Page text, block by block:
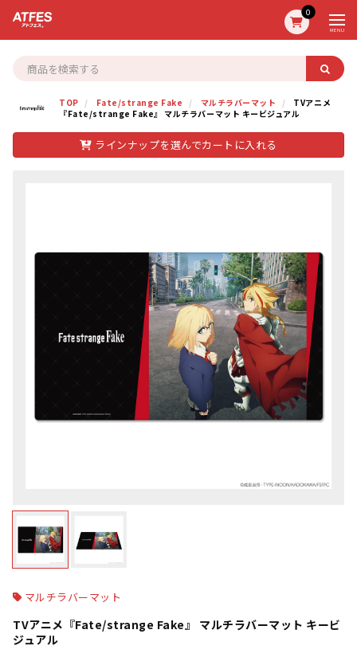
0
MENU
TOP Fate/strange Fake マルチラバーマット
TVアニメ
『Fate/strange Fake』 マルチラバーマット キービジュアル
ラインナップを選んでカートに入れる
マルチラバーマット
TVアニメ『Fate/strange Fake』 マルチラバーマット キービ
ジュアル